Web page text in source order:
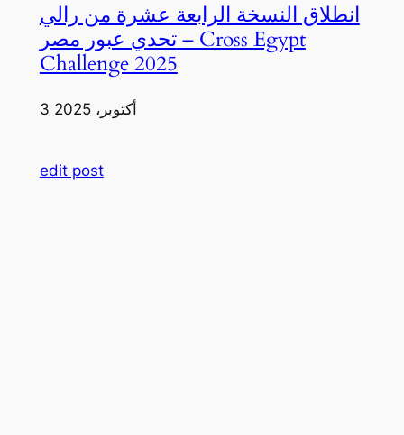
انطلاق النسخة الرابعة عشرة من رالي
تحدي عبور مصر – Cross Egypt
Challenge 2025
3 أكتوبر، 2025
edit post